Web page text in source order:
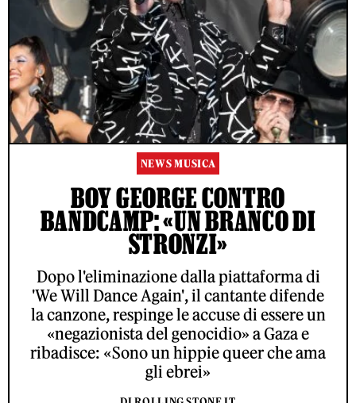
NEWS MUSICA
BOY GEORGE CONTRO
BANDCAMP: «UN BRANCO DI
STRONZI»
Dopo l'eliminazione dalla piattaforma di
'We Will Dance Again', il cantante difende
la canzone, respinge le accuse di essere un
«negazionista del genocidio» a Gaza e
ribadisce: «Sono un hippie queer che ama
gli ebrei»